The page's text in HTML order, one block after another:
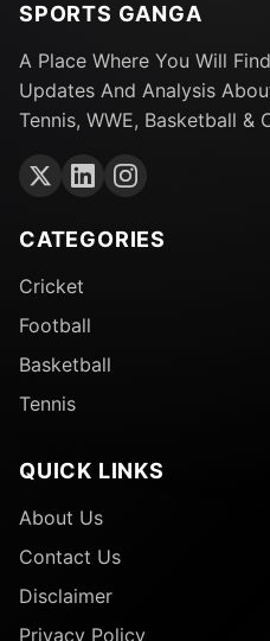
SPORTS GANGA
A Place Where You Will
Updates And Analysis
Tennis, WWE, Basketball &
CATEGORIES
Cricket
Football
Basketball
Tennis
QUICK LINKS
About Us
Contact Us
Disclaimer
Privacy Policy